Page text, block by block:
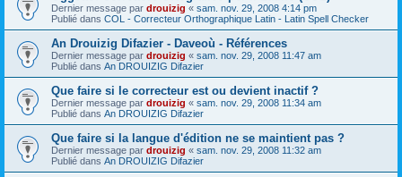
Dernier message par drouizig « sam. nov. 29, 2008 4:14 pm
Publié dans COL - Correcteur Orthographique Latin - Latin Spell Checker
An Drouizig Difazier - Daveoù - Références
Dernier message par drouizig « sam. nov. 29, 2008 11:47 am
Publié dans An DROUIZIG Difazier
Que faire si le correcteur est ou devient inactif ?
Dernier message par drouizig « sam. nov. 29, 2008 11:34 am
Publié dans An DROUIZIG Difazier
Que faire si la langue d'édition ne se maintient pas ?
Dernier message par drouizig « sam. nov. 29, 2008 11:32 am
Publié dans An DROUIZIG Difazier